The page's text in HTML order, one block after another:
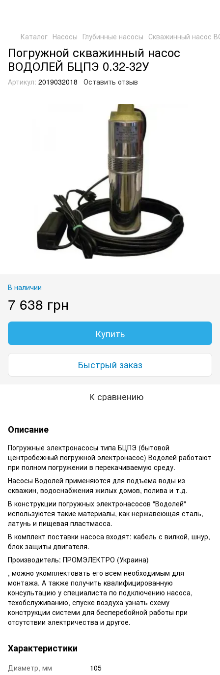
Каталог Насосы Глубинные насосы Скважинный насос
Погружной скважинный насос
ВОДОЛЕЙ БЦПЭ 0.32-32У
Артикул: 2019032018 Оставить отзыв
В наличии
7 638 грн
Купить
Быстрый заказ
К сравнению
Описание
Погружные электронасосы типа БЦПЭ (бытовой
центробежный погружной электронасос) Водолей работают
при полном погружении в перекачиваемую среду.
Насосы Водолей применяются для подъема воды из
скважин, водоснабжения жилых домов, полива и т.д.
В конструкции погружных электронасосов "Водолей"
используются такие материалы, как нержавеющая сталь,
латунь и пищевая пластмасса.
В комплект поставки насоса входят: кабель с вилкой, шнур,
блок защиты двигателя.
Производитель: ПРОМЭЛЕКТРО (Украина)
, можно укомплектовать его всем необходимым для
монтажа. А также получить квалифицированную
консультацию у специалиста по подключению насоса,
техобслуживанию, спуске воздуха узнать схему
конструкции системи для бесперебойной работы при
отсутствии электричества и другое.
Характеристики
Диаметр, мм
105